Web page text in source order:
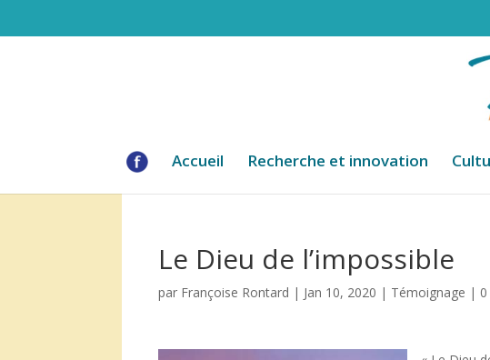
Accueil Recherche et innovation
Le Dieu de l’impossible
par Françoise Rontard | Jan 10, 2020 | Témoignage |